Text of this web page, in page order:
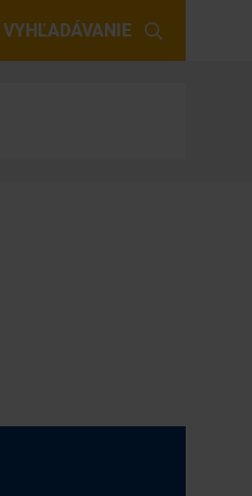
VYHĽADÁVANIE